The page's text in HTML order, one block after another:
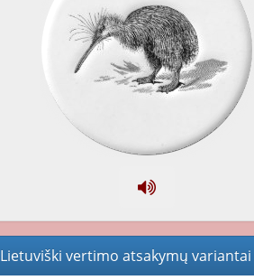
Lietuviški vertimo atsakymų variantai